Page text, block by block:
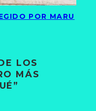
POR MARU
LOS
MÁS